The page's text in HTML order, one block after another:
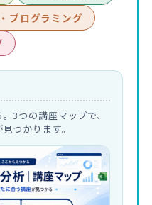
プログラミング
3つの講座マップで、
つかります。